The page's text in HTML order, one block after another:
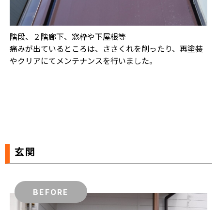
階段、２階廊下、窓枠や下屋根等
痛みが出ているところは、ささくれを削ったり、再塗装
やクリアにてメンテナンスを行いました。
玄関
BEFORE